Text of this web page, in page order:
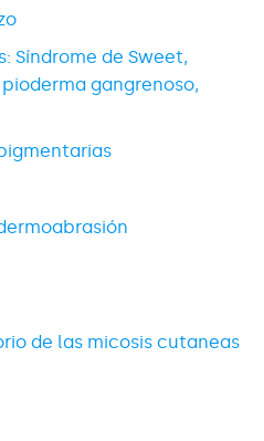
Síndrome de Sweet,
gangrenoso,
de las micosis cutaneas